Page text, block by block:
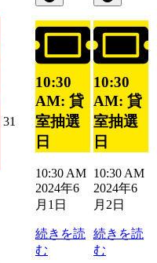
31
2024
6
月
1
日
の
イ
ン
ト)
10:30
AM: 貸
室抽選
日
10:30 AM
2024年6
月1日
続きを読
む
6
月
2
日
の
イ
ン
ト)
10:30
AM: 貸
室抽選
日
10:30 AM
2024年6
月2日
続きを読
む